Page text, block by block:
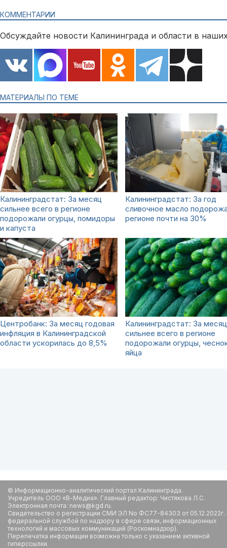
КОММЕНТАРИИ
Обсуждайте новости Калининграда и области в
МАТЕРИАЛЫ ПО ТЕМЕ
Калининградстат: За месяц
сильнее всего в регионе
подорожали огурцы, помидоры
и капуста
Калининградстат: За год
сливочное масло
регионе почти на 30%
Центробанк: За месяц годовая
инфляция в Калининградской
области ускорилась до 8,5%
Калининградстат: За месяц
сильнее всего в регионе
подорожали огурцы,
яйца
© Информационно-аналитический портал Калининграда.
Учредитель ООО «В-Медиа». Главный редактор: Чистякова Л.С.
Электронная почта: news@kgd.ru.
Свидетельство о регистрации СМИ ЭЛ No ФС77-84303 от
федеральной службой по надзору в сфере связи, информационных
технологий и массовых коммуникаций (Роскомнадзор).
Перепечатка информации возможна только с указанием активной
гиперссылки.